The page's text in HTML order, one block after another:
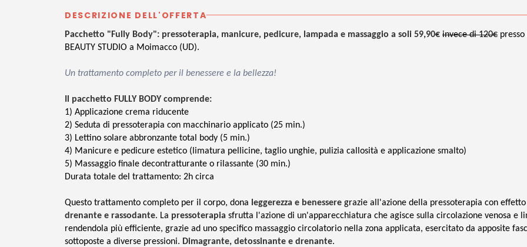
DESCRIZIONE DELL'OFFERTA
Pacchetto "Fully Body": pressoterapia, manicure, pedicure, lampada e massaggio a soli 59,90€ invece di 120€ presso
BEAUTY STUDIO a Moimacco (UD).
Un trattamento completo per il benessere e la bellezza!
Il pacchetto FULLY BODY comprende:
1) Applicazione crema riducente
2) Seduta di pressoterapia con macchinario applicato (25 min.)
3) Lettino solare abbronzante total body (5 min.)
4) Manicure e pedicure estetico (limatura pellicine, taglio unghie, pulizia callosità e applicazione smalto)
5) Massaggio finale decontratturante o rilassante (30 min.)
Durata totale del trattamento: 2h circa
Questo trattamento completo per il corpo, dona leggerezza e benessere grazie all'azione della pressoterapia con effetto
drenante e rassodante. La pressoterapia sfrutta l'azione di un'apparecchiatura che agisce sulla circolazione venosa e
rendendola più efficiente, grazie ad uno specifico massaggio circolatorio nella zona applicata, esercitato da apposite
sottoposte a diverse pressioni. Dimagrante, detossinante e drenante.